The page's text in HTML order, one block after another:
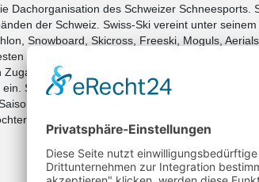
Dachorganisation des Schweizer
der Schweiz. Swiss-Ski vereint unter
Snowboard, Skicross, Freeski, Moguls,
Sportnationen der Welt. Der Schweizer
zum Schneesport und leistet einen
Swiss-Ski ist eingebettet in ein umfassendes
2016/17 vermarktet der Skiverband die
Swiss-Ski Weltcup-Marketing AG.